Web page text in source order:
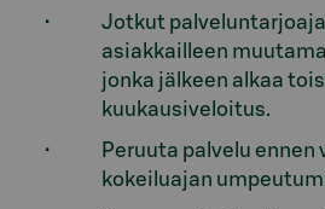
Jotkut
asiakkailleen
jonka jälkeen alkaa
kuukausiveloitus.
Peruuta palvelu
kokeiluajan